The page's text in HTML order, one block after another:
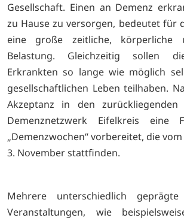
Gesellschaft. Einen an Demenz
zu Hause zu versorgen, bedeutet für
eine große zeitliche, körperliche
Belastung. Gleichzeitig sollen
Erkrankten so lange wie möglich
gesellschaftlichen Leben teilhaben.
Akzeptanz in den
Demenznetzwerk Eifelkreis eine
„Demenzwochen“ vorbereitet, die
3. November stattfinden.
Mehrere unterschiedlich
Veranstaltungen, wie